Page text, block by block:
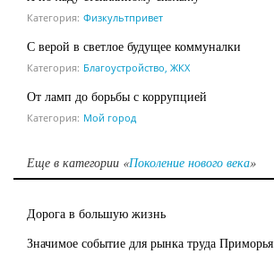
Категория: Физкультпривет
С верой в светлое будущее коммуналки
Категория: Благоустройство, ЖКХ
От ламп до борьбы с коррупцией
Категория: Мой город
Еще в категории «Поколение нового века»
Дорога в большую жизнь
Значимое событие для рынка труда Приморья